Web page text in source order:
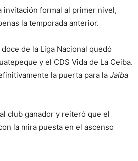
invitación formal al primer nivel,
la temporada anterior.
de la Liga Nacional quedó
y el CDS Vida de La Ceiba.
la puerta para la Jaiba
club ganador y reiteró que el
la mira puesta en el ascenso